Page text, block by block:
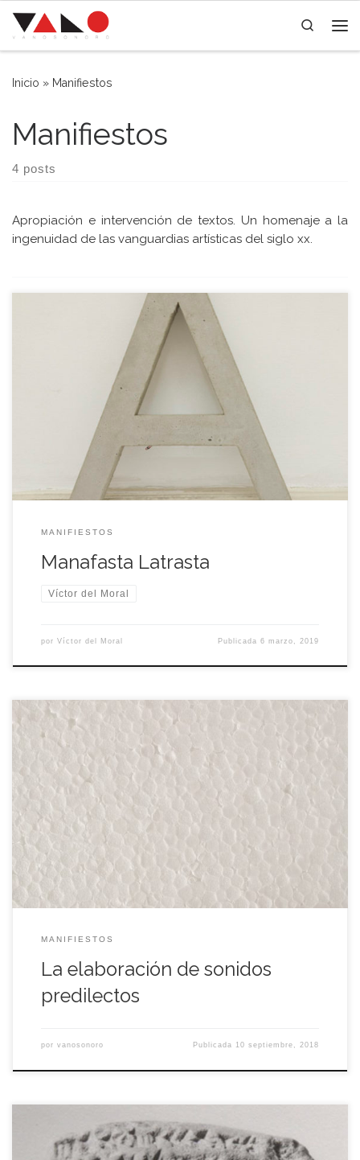
Skip to content
Search
Inicio » Manifiestos
Manifiestos
4 posts
Apro­pia­ción e inter­ven­ción de tex­tos. Un home­na­je a la
inge­nui­dad de las van­guar­dias artís­ti­cas del siglo xx.
2018 Audio (12 minu­tos aprox.) Inter­ven­ción al Mani­fies­to de la
Poe­sía Letris­ta (1942) de Isi­do­re Isou. En la lec­tu­ra, la A se
apro­pia de todos los otros fone­mas con voca­les del
manifiesto. Lec­tu­ra y gra­ba­ción: Víc­tor del Moral.
MANIFIESTOS
Manafasta Latrasta
Víctor del Moral
por Víctor del Moral Publicada6 marzo, 2019
El Auto­no­mous Sen­sory Meri­dian Res­pon­se (Res­pues­ta Sen­
so­rial Meri­dia­na Autó­no­ma o ASMR por sus siglas en inglés) es
un sín­dro­me. Su pri­me­ra ano­ma­lía es que sólo exis­te gra­cias a
las redes socia­les, que le han brin­da­do un códi­go, una for­ma
y una estética. Alguien te susu­rra al oído. Se lima deli­ca­da­
men­te […]
MANIFIESTOS
La elaboración de sonidos
predilectos
por vanosonoro Publicada 10 septiembre, 2018